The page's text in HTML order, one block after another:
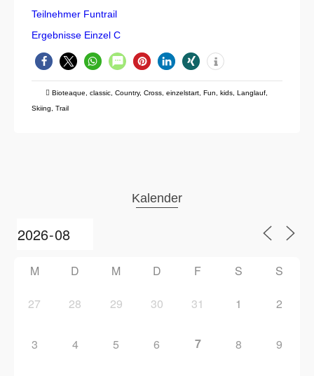
Teilnehmer Funtrail
Ergebnisse Einzel C
Bioteaque classic Country, Cross einzelstart Fun kids Langlauf
Skiing
Trail
Kalender
M D M D F S S
27 28 29 30 31 1 2
3 4 5 6 7 8 9